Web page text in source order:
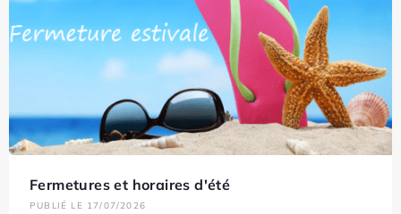
Fermetures et horaires d'été
PUBLIÉ LE 17/07/2026